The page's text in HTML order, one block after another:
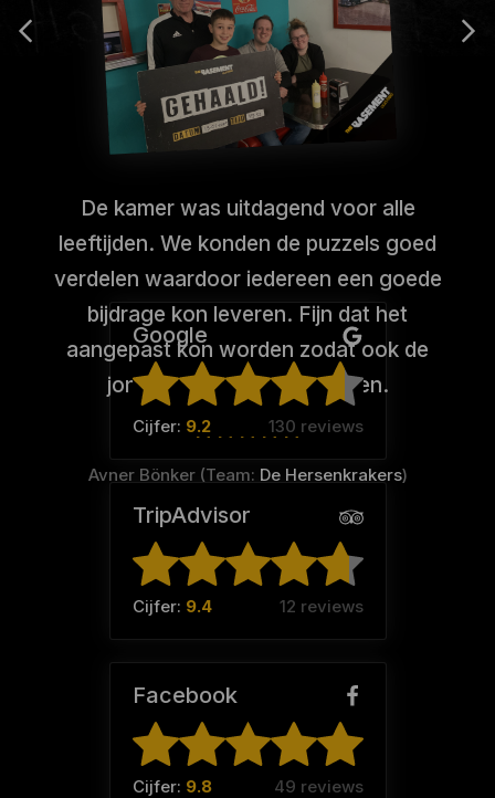
De kamer was uitdagend voor alle
leeftijden. We konden de puzzels goed
verdelen waardoor iedereen een goede
bijdrage kon leveren. Fijn dat het
aangepast kon worden zodat ook de
jongste goed mee kon doen.
Avner Bönker (Team: De Hersenkrakers)
Google
Cijfer: 9.2 130 reviews
TripAdvisor
Cijfer: 9.4 12 reviews
Facebook
Cijfer: 9.8 49 reviews